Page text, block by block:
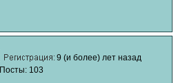
9 (и более) лет назад
Посты: 103